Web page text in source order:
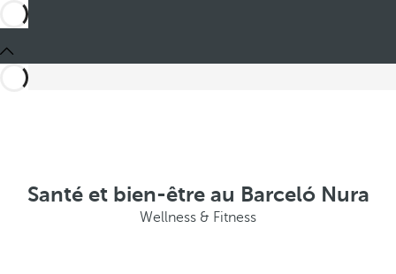
Santé et bien-être au Barceló Nura
Wellness & Fitness